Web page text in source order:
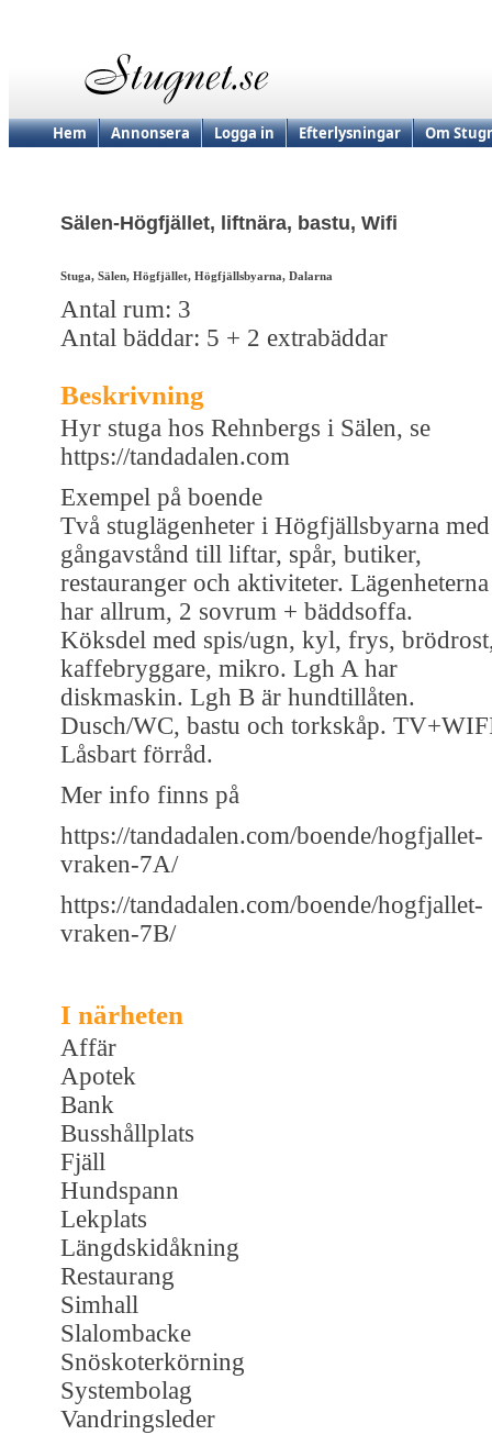
Hem Annonsera Logga in Efterlysningar Om
Sälen-Högfjället, liftnära, bastu, Wifi
Stuga, Sälen, Högfjället, Högfjällsbyarna, Dalarna
Antal rum: 3
Antal bäddar: 5 + 2 extrabäddar
Beskrivning
Hyr stuga hos Rehnbergs i Sälen, se
https://tandadalen.com
Exempel på boende
Två stuglägenheter i Högfjällsbyarna med
gångavstånd till liftar, spår, butiker,
restauranger och aktiviteter. Lägenheterna
har allrum, 2 sovrum + bäddsoffa.
Köksdel med spis/ugn, kyl, frys,
kaffebryggare, mikro. Lgh A har
diskmaskin. Lgh B är hundtillåten.
Dusch/WC, bastu och torkskåp.
Låsbart förråd.
Mer info finns på
https://tandadalen.com/boende/hogfjallet-
vraken-7A/
https://tandadalen.com/boende/hogfjallet-
vraken-7B/
I närheten
Affär
Apotek
Bank
Busshållplats
Fjäll
Hundspann
Lekplats
Längdskidåkning
Restaurang
Simhall
Slalombacke
Snöskoterkörning
Systembolag
Vandringsleder